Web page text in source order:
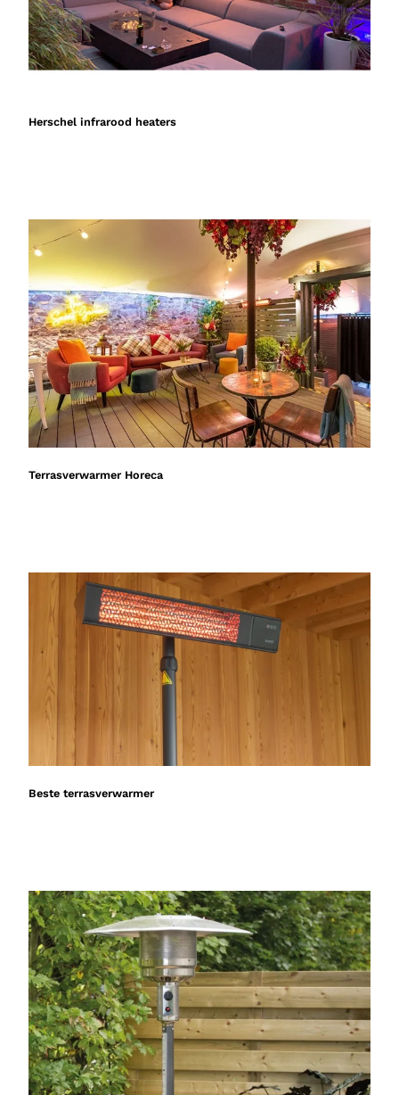
Herschel infrarood heaters
Terrasverwarmer Horeca
Beste terrasverwarmer